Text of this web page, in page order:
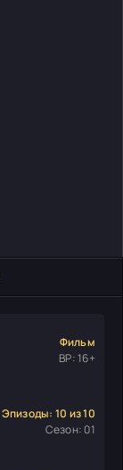
Фильм
ВР: 16+
Эпизоды: 10 из 10
Сезон: 01